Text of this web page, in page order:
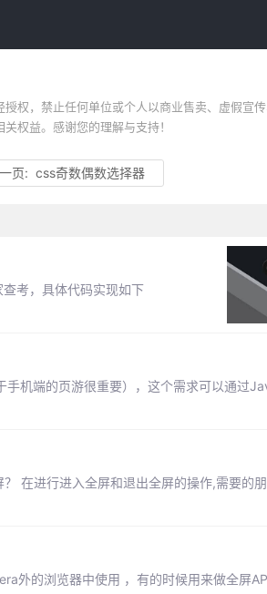
权，禁止任何单位或个人以商业售卖、虚假宣
权益。感谢您的理解与支持！
页: css奇数偶数选择器
考，具体代码实现如下
机端的页游很重要），这个需求可以通过
在进行进入全屏和退出全屏的操作,需要的
外的浏览器中使用 ，有的时候用来做全屏